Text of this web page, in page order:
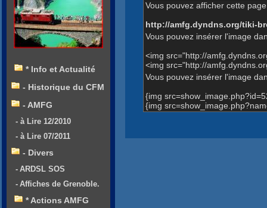
Vous pouvez afficher cette
http://amfg.dyndns.org/tiki-
Vous pouvez insérer l'image
<img src="http://
<img src="http://
Vous pouvez insérer l'image
{img
{img
* Info et Actualité
- Historique du CFM
- AMFG
- à Lire 12/2010
- à Lire 07/2011
- Divers
- ARDSL SOS
- Affiches de Grenoble.
* Actions AMFG